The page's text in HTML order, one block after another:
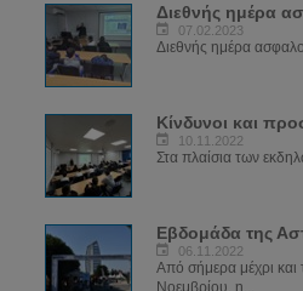
07.02.2023
Διεθνής ημέρα
Κίνδυνοι και
10.11.2022
Στα πλαίσια των
Εβδομάδα της
06.11.2022
Από σήμερα μέχρι
Νοεμβρίου, η...